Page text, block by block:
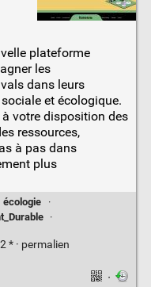
plateforme
les
dans leurs
et écologique.
votre disposition des
ressources,
à pas dans
plus
écologie
·
·
* · permalien
·